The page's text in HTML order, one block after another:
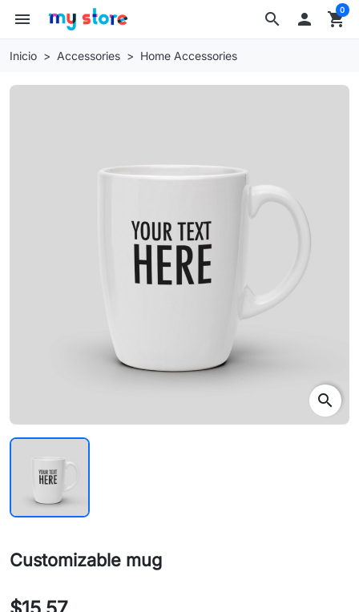
search
menu  shopping_cart
0
Inicio Accessories Home Accessories
search
Customizable mug